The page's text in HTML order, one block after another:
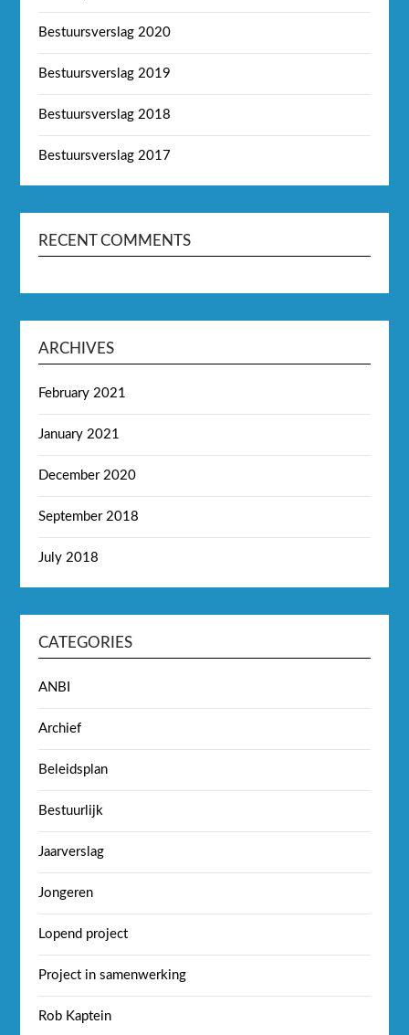
Bestuursverslag 2020
Bestuursverslag 2019
Bestuursverslag 2018
Bestuursverslag 2017
RECENT COMMENTS
ARCHIVES
February 2021
January 2021
December 2020
September 2018
July 2018
CATEGORIES
ANBI
Archief
Beleidsplan
Bestuurlijk
Jaarverslag
Jongeren
Lopend project
Project in samenwerking
Rob Kaptein